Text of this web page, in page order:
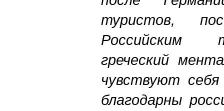
туристов,
Российским
греческий
чувствуют себя
благодарны